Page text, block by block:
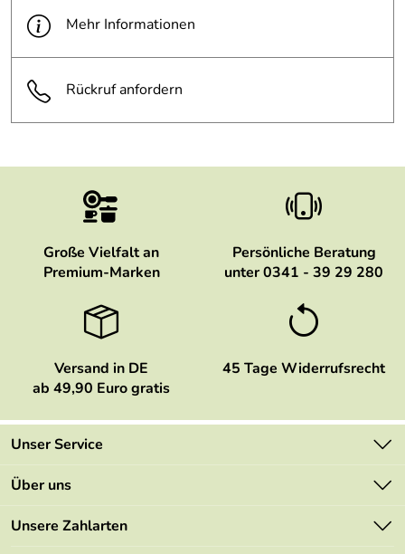
Mehr Informationen
Rückruf anfordern
Große Vielfalt an
Premium-Marken
Persönliche Beratung
unter 0341 - 39 29 280
Versand in DE
ab 49,90 Euro gratis
45 Tage Widerrufsrecht
Unser Service
Kontakt
Mehrwertsteuerfrei
Über uns
Marken
Unsere Zahlarten